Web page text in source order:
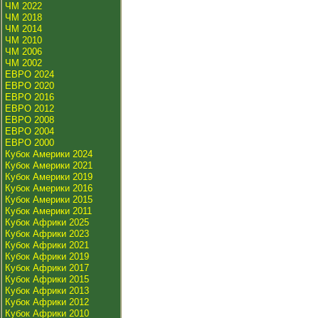
ЧМ 2022
ЧМ 2018
ЧМ 2014
ЧМ 2010
ЧМ 2006
ЧМ 2002
ЕВРО 2024
ЕВРО 2020
ЕВРО 2016
ЕВРО 2012
ЕВРО 2008
ЕВРО 2004
ЕВРО 2000
Кубок Америки 2024
Кубок Америки 2021
Кубок Америки 2019
Кубок Америки 2016
Кубок Америки 2015
Кубок Америки 2011
Кубок Африки 2025
Кубок Африки 2023
Кубок Африки 2021
Кубок Африки 2019
Кубок Африки 2017
Кубок Африки 2015
Кубок Африки 2013
Кубок Африки 2012
Кубок Африки 2010